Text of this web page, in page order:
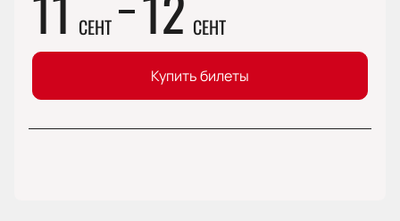
СЕНТ СЕНТ
Купить билеты